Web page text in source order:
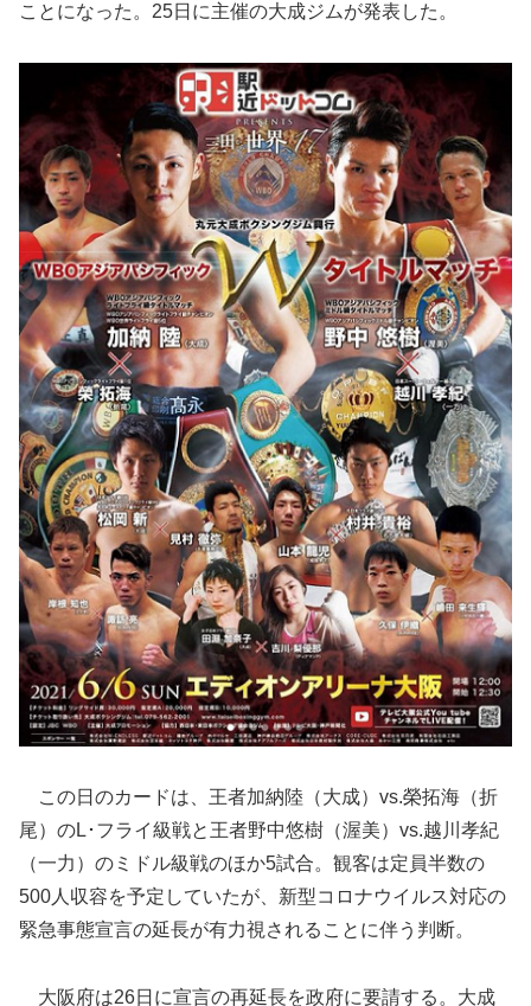
ことになった。25日に主催の大成ジムが発表した。
この日のカードは、王者加納陸（大成）vs.榮拓海（折
尾）のL･フライ級戦と王者野中悠樹（渥美）vs.越川孝紀
（一力）のミドル級戦のほか5試合。観客は定員半数の
500人収容を予定していたが、新型コロナウイルス対応の
緊急事態宣言の延長が有力視されることに伴う判断。
大阪府は26日に宣言の再延長を政府に要請する。大成